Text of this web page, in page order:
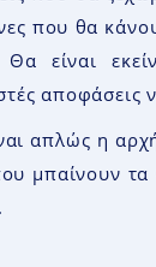
που θα
Θα είναι
αποφάσεις
απλώς η
μπαίνουν τα